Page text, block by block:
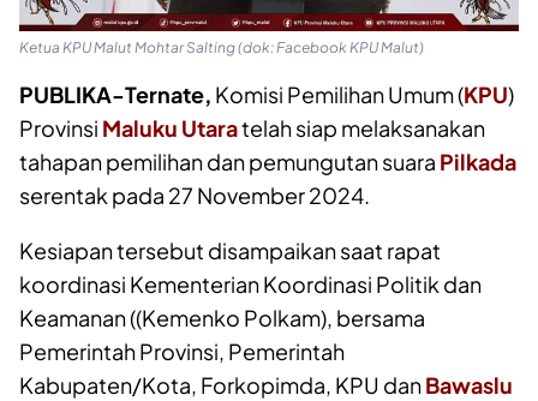
Ketua KPU Malut Mohtar Salting (dok: Facebook KPU Malut)
PUBLIKA-Ternate, Komisi Pemilihan Umum (KPU)
Provinsi Maluku Utaratelah siap melaksanakan
tahapan pemilihan dan pemungutan suara Pilkada
serentak pada 27 November 2024.
Kesiapan tersebut disampaikan saat rapat
koordinasi Kementerian Koordinasi Politik dan
Keamanan ((Kemenko Polkam), bersama
Pemerintah Provinsi, Pemerintah
Kabupaten/Kota, Forkopimda, KPU danBawaslu